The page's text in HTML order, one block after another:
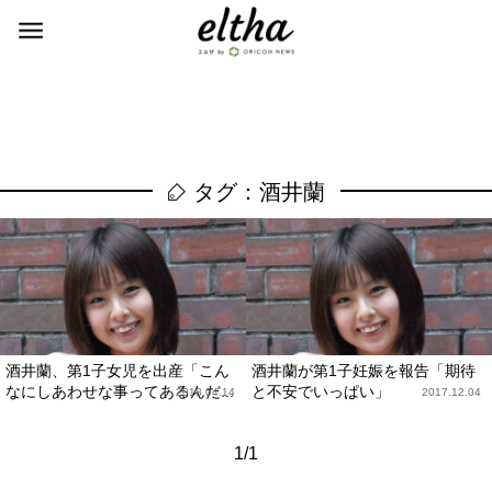
タグ：酒井蘭
酒井蘭、第1子女児を出産「こん
なにしあわせな事ってあるんだ...
2018.04.14
酒井蘭が第1子妊娠を報告「期待
と不安でいっぱい」
2017.12.04
1/1